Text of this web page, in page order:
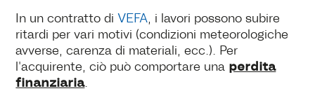
In un contratto diVEFA , i lavori possono subire
ritardi per vari motivi (condizioni meteorologiche
avverse, carenza di materiali, ecc.). Per
l'acquirente, ciò può comportare una perdita
finanziaria.